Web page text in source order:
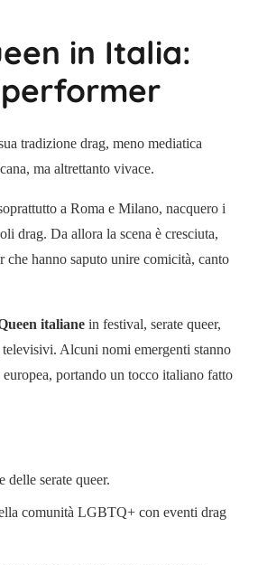
in Italia:
tradizione drag, meno mediatica
ma altrettanto vivace.
a Roma e Milano, nacquero i
drag. Da allora la scena è cresciuta,
che hanno saputo unire comicità, canto
italiane in festival, serate queer,
Alcuni nomi emergenti stanno
portando un tocco italiano fatto
delle serate queer.
comunità LGBTQ+ con eventi drag